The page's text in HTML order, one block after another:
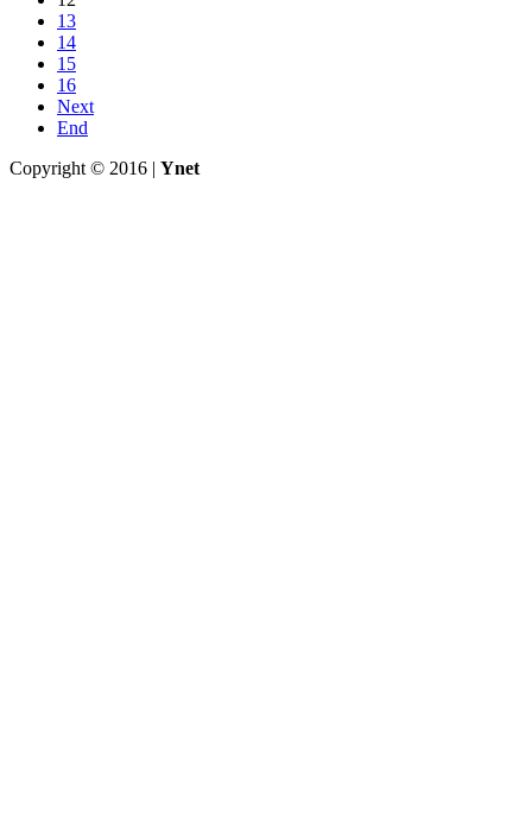
13
14
15
16
Next
End
Copyright © 2016 | Ynet